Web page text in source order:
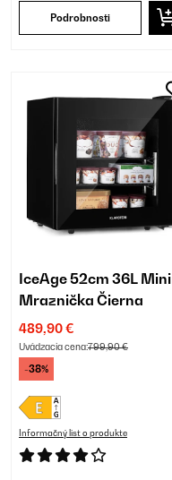
Podrobnosti
IceAge 52cm 36L Mini
Mraznička Čierna
489,90 €
Uvádzacia cena:799,90 €
-38%
Informačný list o produkte